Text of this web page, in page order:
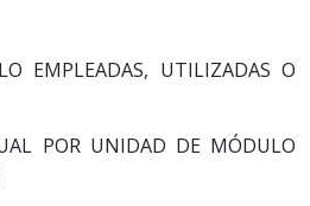
EMPLEADAS, UTILIZADAS O
POR UNIDAD DE MÓDULO